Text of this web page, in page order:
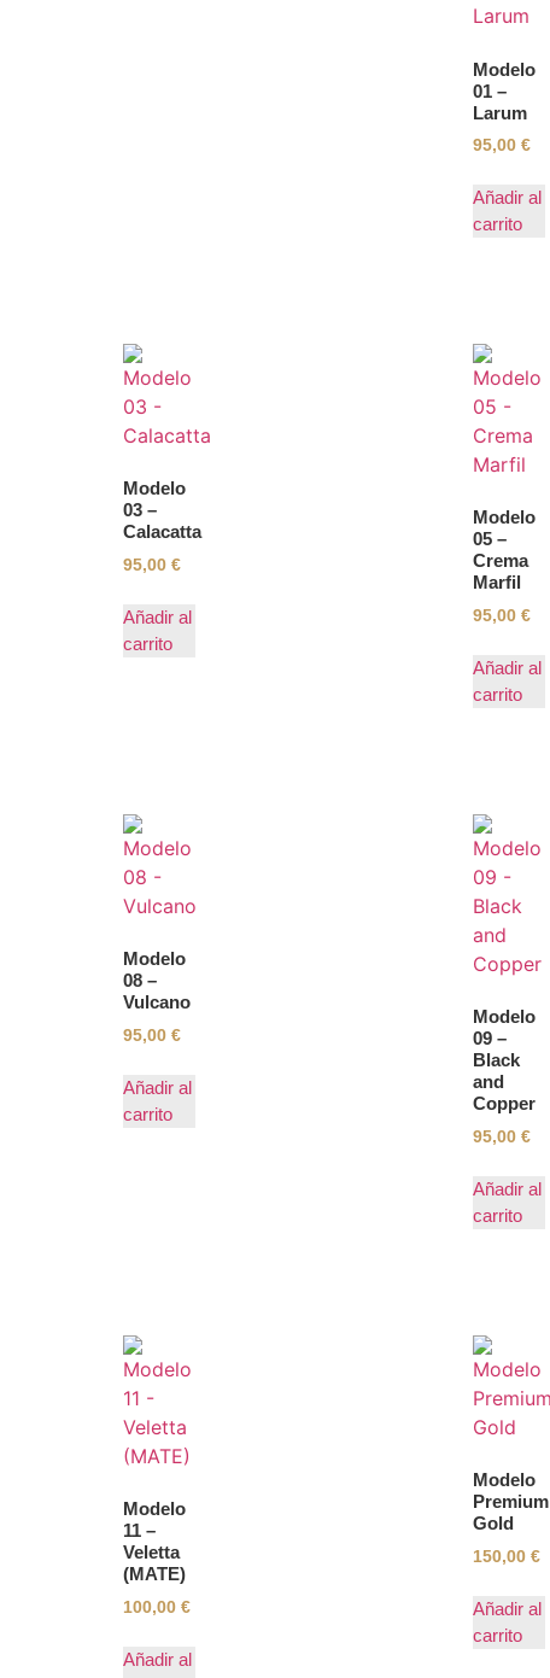
Modelo
01 –
Larum
95,00 €
Añadir al
carrito
Modelo
03 –
Calacatta
95,00 €
Añadir al
carrito
Modelo
05 –
Crema
Marfil
95,00 €
Añadir al
carrito
Modelo
08 –
Vulcano
95,00 €
Añadir al
carrito
Modelo
09 –
Black
and
Copper
95,00 €
Añadir al
carrito
Modelo
11 –
Veletta
(MATE)
100,00 €
Añadir al
Modelo
Premium
Gold
150,00 €
Añadir al
carrito